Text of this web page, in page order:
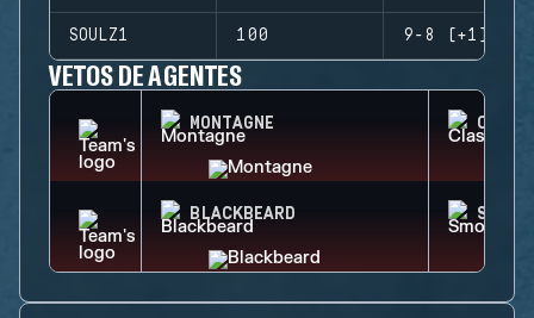
SOULZ1 100 9-8 (+1)
VETOS DE AGENTES
MONTAGNE CLASH
BLACKBEARD SMOKE